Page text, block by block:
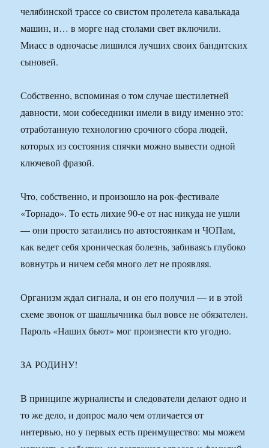
челябинской трассе со свистом пролетела кавалькада
машин, и… в морге над столами свет включили.
Миасс в одночасье лишился лучших своих бандитских
сыновей.
Собственно, вспоминая о том случае шестилетней
давности, мои собеседники имели в виду именно это:
отработанную технологию срочного сбора людей,
которых из состояния спячки можно вывести одной
ключевой фразой.
Что, собственно, и произошло на рок-фестивале
«Торнадо». То есть лихие 90-е от нас никуда не ушли
— они просто затаились по автостоянкам и ЧОПам,
как ведет себя хроническая болезнь, забиваясь глубоко
вовнутрь и ничем себя много лет не проявляя.
Организм ждал сигнала, и он его получил — и в этой
схеме звонок от шашлычника был вовсе не обязателен.
Пароль «Наших бьют» мог произнести кто угодно.
ЗА РОДИНУ!
В принципе журналисты и следователи делают одно и
то же дело, и допрос мало чем отличается от
интервью, но у первых есть преимущество: мы можем